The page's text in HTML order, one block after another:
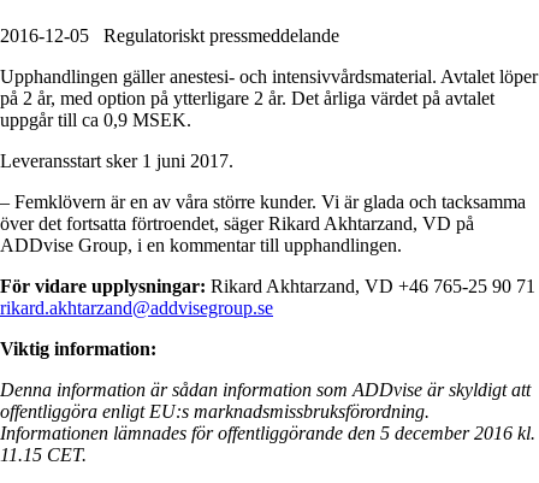
2016-12-05
Regulatoriskt pressmeddelande
Upphandlingen gäller anestesi- och intensivvårdsmaterial. Avtalet löper
på 2 år, med option på ytterligare 2 år. Det årliga värdet på avtalet
uppgår till ca 0,9 MSEK.
Leveransstart sker 1 juni 2017.
– Femklövern är en av våra större kunder. Vi är glada och tacksamma
över det fortsatta förtroendet, säger Rikard Akhtarzand, VD på
ADDvise Group, i en kommentar till upphandlingen.
För vidare upplysningar: Rikard Akhtarzand, VD +46 765-25 90 71
rikard.akhtarzand@addvisegroup.se
Viktig information:
Denna information är sådan information som ADDvise är skyldigt att
offentliggöra enligt EU:s marknadsmissbruksförordning.
Informationen lämnades för offentliggörande den 5 december 2016 kl.
11.15 CET.